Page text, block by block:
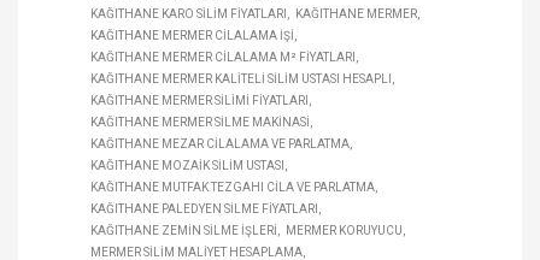
KAĞITHANE KARO SILIM FIYATLARI
KAĞITHANE MERMER
KAĞITHANE MERMER CILALAMA IŞI
KAĞITHANE MERMER CILALAMA M² FIYATLARI
KAĞITHANE MERMER KALITELI SILIM USTASI HESAPLI
KAĞITHANE MERMER SILIMI FIYATLARI
KAĞITHANE MERMER SILME MAKINASI
KAĞITHANE MEZAR CILALAMA VE PARLATMA
KAĞITHANE MOZAIK SILIM USTASI
KAĞITHANE MUTFAK TEZGAHI CILA VE PARLATMA
KAĞITHANE PALEDYEN SILME FIYATLARI
KAĞITHANE ZEMIN SILME IŞLERI
MERMER KORUYUCU
MERMER SILIM MALIYET HESAPLAMA